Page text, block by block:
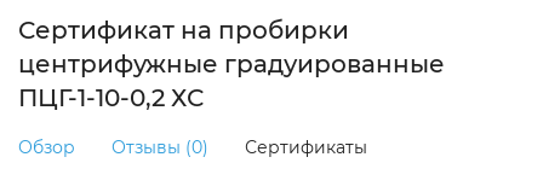
Сертификат на пробирки
центрифужные градуированные
ПЦГ-1-10-0,2 ХС
Обзор Отзывы (0) Сертификаты